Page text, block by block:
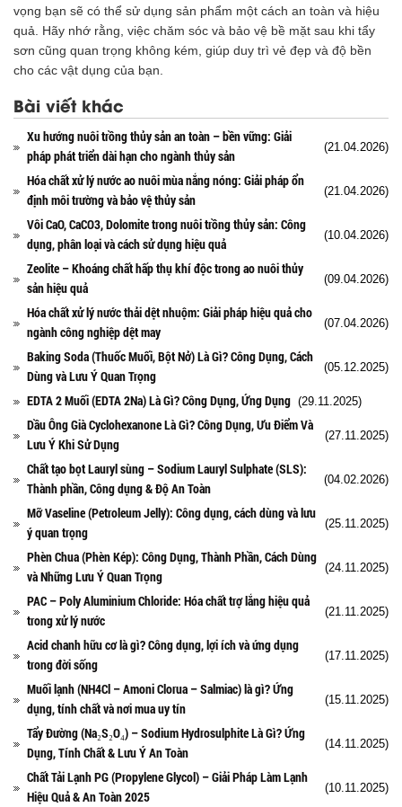
vọng bạn sẽ có thể sử dụng sản phẩm một cách an toàn và hiệu
quả. Hãy nhớ rằng, việc chăm sóc và bảo vệ bề mặt sau khi tẩy
sơn cũng quan trọng không kém, giúp duy trì vẻ đẹp và độ bền
cho các vật dụng của bạn.
Bài viết khác
Xu hướng nuôi trồng thủy sản an toàn – bền vững: Giải
pháp phát triển dài hạn cho ngành thủy sản
(21.04.2026)
Hóa chất xử lý nước ao nuôi mùa nắng nóng: Giải pháp ổn
định môi trường và bảo vệ thủy sản
(21.04.2026)
Vôi CaO, CaCO3, Dolomite trong nuôi trồng thủy sản: Công
dụng, phân loại và cách sử dụng hiệu quả
(10.04.2026)
Zeolite – Khoáng chất hấp thụ khí độc trong ao nuôi thủy
sản hiệu quả
(09.04.2026)
Hóa chất xử lý nước thải dệt nhuộm: Giải pháp hiệu quả cho
ngành công nghiệp dệt may
(07.04.2026)
Baking Soda (Thuốc Muối, Bột Nở) Là Gì? Công Dụng, Cách
Dùng và Lưu Ý Quan Trọng
(05.12.2025)
EDTA 2 Muối (EDTA 2Na) Là Gì? Công Dụng, Ứng Dụng (29.11.2025)
Dầu Ông Già Cyclohexanone Là Gì? Công Dụng, Ưu Điểm Và
Lưu Ý Khi Sử Dụng
(27.11.2025)
Chất tạo bọt Lauryl sùng – Sodium Lauryl Sulphate (SLS):
Thành phần, Công dụng & Độ An Toàn
(04.02.2026)
Mỡ Vaseline (Petroleum Jelly): Công dụng, cách dùng và lưu
ý quan trọng
(25.11.2025)
Phèn Chua (Phèn Kép): Công Dụng, Thành Phần, Cách Dùng
và Những Lưu Ý Quan Trọng
(24.11.2025)
PAC – Poly Aluminium Chloride: Hóa chất trợ lắng hiệu quả
trong xử lý nước
(21.11.2025)
Acid chanh hữu cơ là gì? Công dụng, lợi ích và ứng dụng
trong đời sống
(17.11.2025)
Muối lạnh (NH4Cl – Amoni Clorua – Salmiac) là gì? Ứng
dụng, tính chất và nơi mua uy tín
(15.11.2025)
Tẩy Đường (Na₂S₂O₄) – Sodium Hydrosulphite Là Gì? Ứng
Dụng, Tính Chất & Lưu Ý An Toàn
(14.11.2025)
Chất Tải Lạnh PG (Propylene Glycol) – Giải Pháp Làm Lạnh
Hiệu Quả & An Toàn 2025
(10.11.2025)